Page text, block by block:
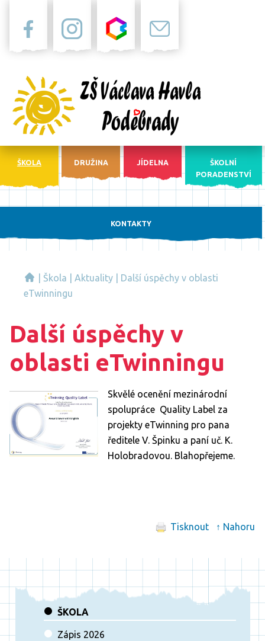
ŠKOLA DRUŽINA JÍDELNA
ŠKOLNÍ
PORADENSTVÍ
KONTAKTY
Škola Aktuality
Další úspěchy v oblasti
eTwinningu
Další úspěchy v
oblasti eTwinningu
Skvělé ocenění mezinárodní
spolupráce Quality Label za
projekty eTwinning pro pana
ředitele V. Špinku a paní uč. K.
Holobradovou. Blahopřejeme.
Tisknout ↑ Nahoru
ŠKOLA
Zápis 2026